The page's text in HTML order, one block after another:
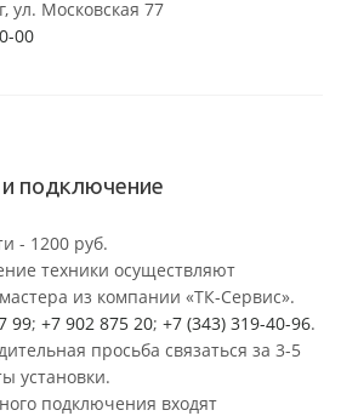
ул. Московская 77
00
подключение
- 1200 руб.
техники осуществляют
из компании «ТК-Сервис».
99; +7 902 875 20; +7 (343) 319-40-96.
просьба связаться за 3-5
установки.
подключения входят